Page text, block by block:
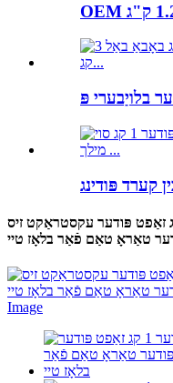
אָעם טאַראָ פרוכט פּודער 1 קג זאַפט פּודער עקסטראַקט זיס
טאַראָ טאַם פֿאַר בלאָז טיי